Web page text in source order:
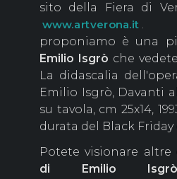
sito della Fiera di
www.artverona.it .
proponiamo è una
Emilio Isgrò che
La didascalia
Emilio Isgrò, Davanti
su tavola, cm 25x14,
durata del Black Friday
Potete visionare altre
di Emilio Isgrò